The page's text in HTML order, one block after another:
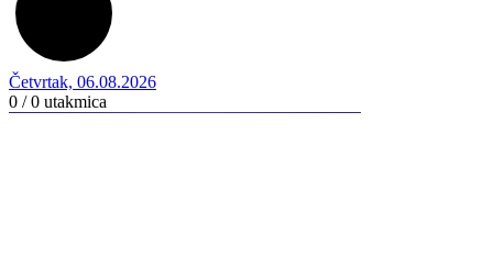
Četvrtak, 06.08.2026
0 / 0 utakmica